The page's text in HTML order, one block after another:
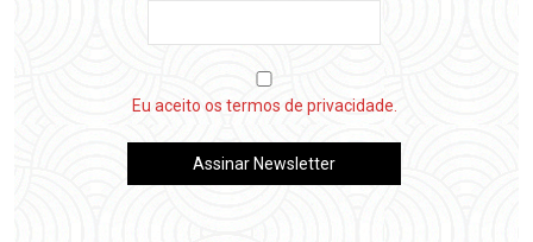
Eu aceito os termos de privacidade.